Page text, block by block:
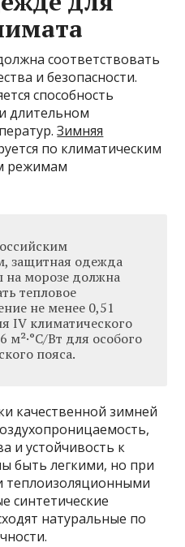
соответствовать
и безопасности.
способность
длительном
Зимняя
по климатическим
режимам
защитная одежда
на морозе должна
тепловое
не менее 0,51
IV климатического
м²·°С/Вт для особого
пояса.
качественной зимней
и устойчивость к
быть легкими, но при
теплоизоляционными
синтетические
натуральные по